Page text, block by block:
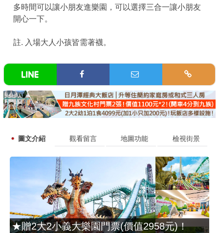
多時間可以讓小朋友進樂園，可以選擇三合一讓小朋友
開心一下。
註. 入場大人小孩皆需著襪。
圖文介紹 觀看留言 地圖功能 檢視街景
★贈2大2小義大樂園門票(價值2958元)！